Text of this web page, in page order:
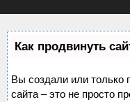
Как продвинуть
Вы создали или только
сайта – это не просто